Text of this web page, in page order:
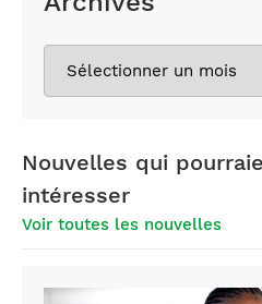
Nouvelles qui
intéresser
Voir toutes les nouvelles